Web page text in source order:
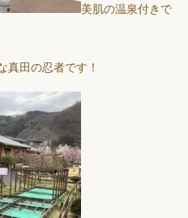
美肌の温泉付きで
真田の忍者です！